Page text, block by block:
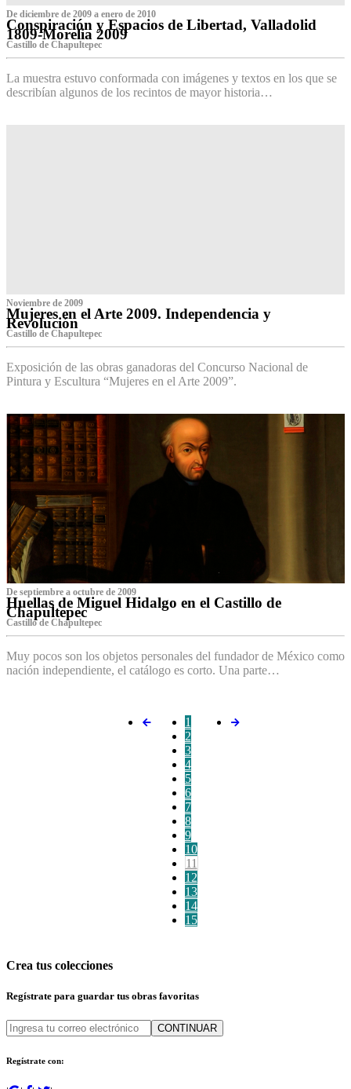
De diciembre de 2009 a enero de 2010
Conspiración y Espacios de Libertad, Valladolid
1809-Morelia 2009
Castillo de Chapultepec
La muestra estuvo conformada con imágenes y textos en los que se
describían algunos de los recintos de mayor historia…
Noviembre de 2009
Mujeres en el Arte 2009. Independencia y
Revolución
Castillo de Chapultepec
Exposición de las obras ganadoras del Concurso Nacional de
Pintura y Escultura “Mujeres en el Arte 2009”.
De septiembre a octubre de 2009
Huellas de Miguel Hidalgo en el Castillo de
Chapultepec
Castillo de Chapultepec
Muy pocos son los objetos personales del fundador de México como
nación independiente, el catálogo es corto. Una parte…
1
2
3
4
5
6
7
8
9
10
11
12
13
14
15
Crea tus colecciones
Regístrate para guardar tus obras favoritas
CONTINUAR
Regístrate con: